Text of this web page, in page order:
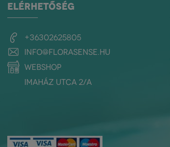
ELÉRHETŐSÉG
+36302625805
info@florasense.hu
webshop
Imaház utca 2/a